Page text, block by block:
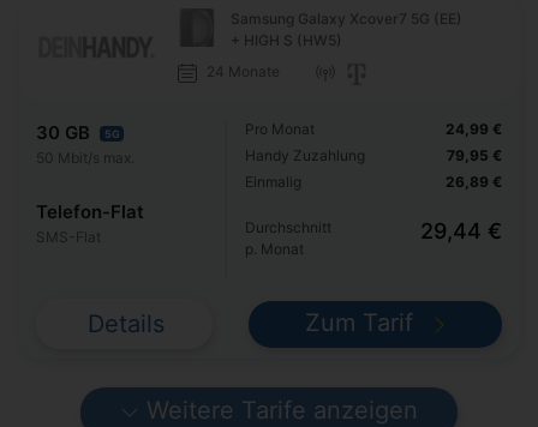
Samsung Galaxy Xcover7 5G (EE)
+ HIGH S (HW5)
24 Monate
30 GB 5G
50 Mbit/s max.
Telefon-Flat
SMS-Flat
Pro Monat
Handy Zuzahlung
Einmalig
24,99 €
79,95 €
26,89 €
Durchschnitt
p. Monat
29,44 €
Details Zum Tarif
Weitere Tarife anzeigen